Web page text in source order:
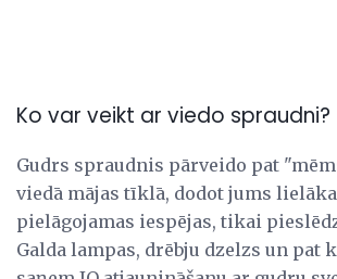
Ko var veikt ar viedo spraudni?
Gudrs spraudnis pārveido pat
viedā mājas tīklā, dodot jums
pielāgojamas iespējas, tikai
Galda lampas, drēbju dzelzs un pat